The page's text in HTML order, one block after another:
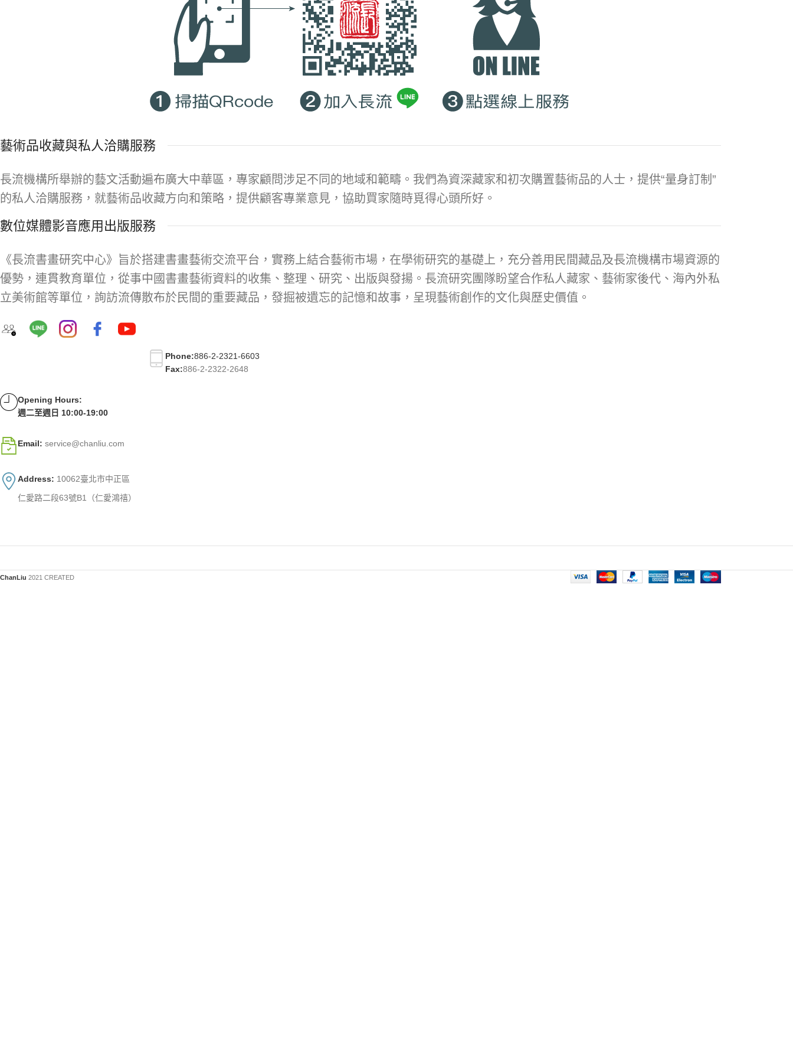
藝術品收藏與私人洽購服務
長流機構所舉辦的藝文活動遍布廣大中華區，專家顧問涉足不同的地域和範疇。我們為資深藏家和初次購置藝術品的人士，提供“量身訂制”
的私人洽購服務，就藝術品收藏方向和策略，提供顧客專業意見，協助買家隨時覓得心頭所好。
數位媒體影音應用出版服務
《長流書畫研究中心》旨於搭建書畫藝術交流平台，實務上結合藝術市場，在學術研究的基礎上，充分善用民間藏品及長流機構市場資源的
優勢，連貫教育單位，從事中國書畫藝術資料的收集、整理、研究、出版與發揚。長流研究團隊盼望合作私人藏家、藝術家後代、海內外私
立美術館等單位，詢訪流傳散布於民間的重要藏品，發掘被遺忘的記憶和故事，呈現藝術創作的文化與歷史價值。
Phone:886-2-2321-6603
Fax:886-2-2322-2648
Opening Hours:
週二至週日 10:00-19:00
Email: service@chanliu.com
Address: 10062臺北市中正區
仁愛路二段63號B1（仁愛鴻禧）
ChanLiu 2021 CREATED